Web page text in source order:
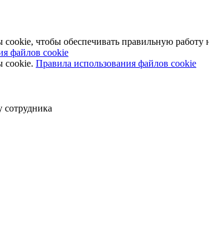
чтобы обеспечивать правильную работу
файлов cookie
cookie. Правила использования файлов cookie